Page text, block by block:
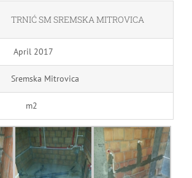
TRNIĆ SM SREMSKA MITROVICA
April 2017
Sremska Mitrovica
m2